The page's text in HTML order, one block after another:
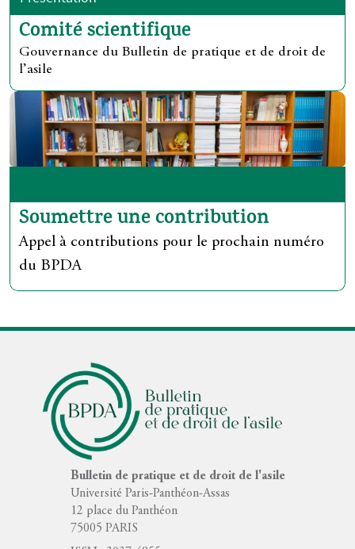
Comité scientifique
Gouvernance du Bulletin de pratique et de droit de
l’asile
Soumettre une contribution
Appel à contributions pour le prochain numéro
du BPDA
Bulletin de pratique et de droit de l'asile
Université Paris-Panthéon-Assas
12 place du Panthéon
75005 PARIS